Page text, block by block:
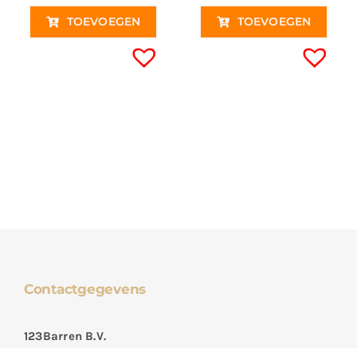
TOEVOEGEN TOEVOEGEN
Contactgegevens
123Barren B.V.